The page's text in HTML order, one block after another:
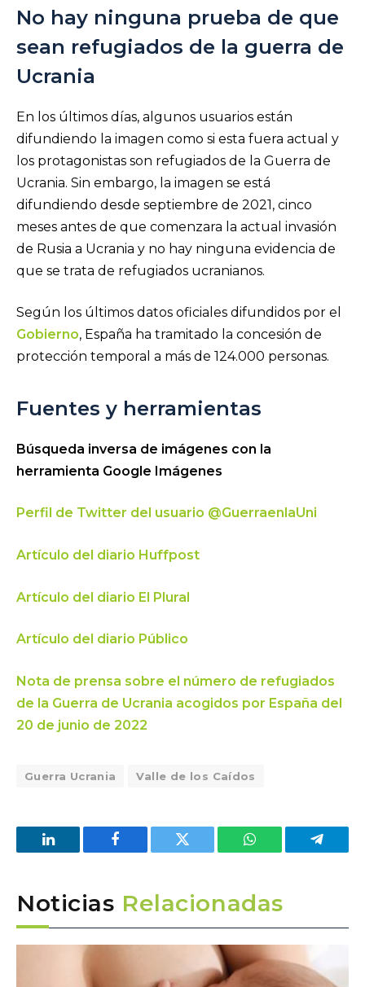
No hay ninguna prueba de que
sean refugiados de la guerra de
Ucrania
En los últimos días, algunos usuarios están
difundiendo la imagen como si esta fuera actual y
los protagonistas son refugiados de la Guerra de
Ucrania. Sin embargo, la imagen se está
difundiendo desde septiembre de 2021, cinco
meses antes de que comenzara la actual invasión
de Rusia a Ucrania y no hay ninguna evidencia de
que se trata de refugiados ucranianos.
Según los últimos datos oficiales difundidos por el
Gobierno, España ha tramitado la concesión de
protección temporal a más de 124.000 personas.
Fuentes y herramientas
Búsqueda inversa de imágenes con la
herramienta Google Imágenes
Perfil de Twitter del usuario @GuerraenlaUni
Artículo del diario Huffpost
Artículo del diario El Plural
Artículo del diario Público
Nota de prensa sobre el número de refugiados
de la Guerra de Ucrania acogidos por España del
20 de junio de 2022
Guerra Ucrania Valle de los Caídos
LinkedIn Facebook Twitter WhatsApp
Noticias Relacionadas